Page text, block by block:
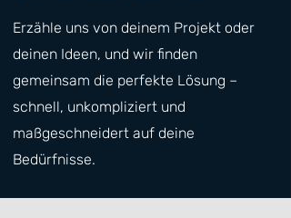
Erzähle uns von deinem Projekt oder
deinen Ideen, und wir finden
gemeinsam die perfekte Lösung –
schnell, unkompliziert und
maßgeschneidert auf deine
Bedürfnisse.